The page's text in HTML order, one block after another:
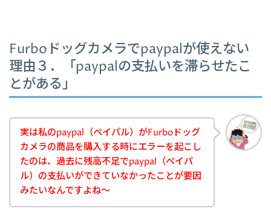
Furboドッグカメラでpaypalが使えない
理由３．「paypalの支払いを滞らせたこ
とがある」
実は私のpaypal（ペイパル）がFurboドッグ
カメラの商品を購入する時にエラーを起こし
たのは、過去に残高不足でpaypal（ペイパ
ル）の支払いができていなかったことが要因
みたいなんですよね～